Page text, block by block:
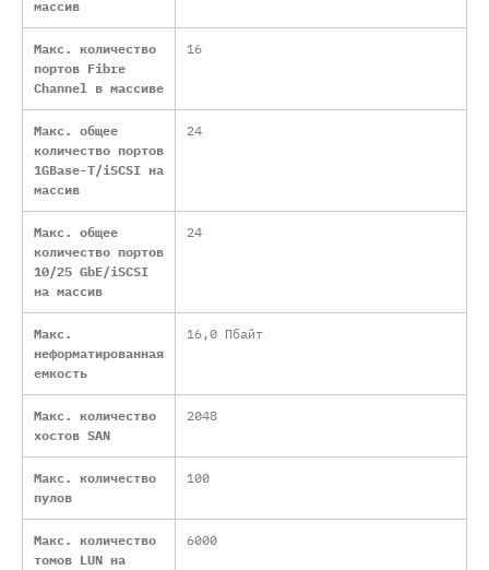
массив
Макс. количество
портов Fibre
Channel в массиве
16
Макс. общее
количество портов
1GBase-T/iSCSI на
массив
24
Макс. общее
количество портов
10/25 GbE/iSCSI
на массив
24
Макс.
неформатированная
емкость
16,0 Пбайт
Макс. количество
хостов SAN
2048
Макс. количество
пулов
100
Макс. количество
томов LUN на
6000